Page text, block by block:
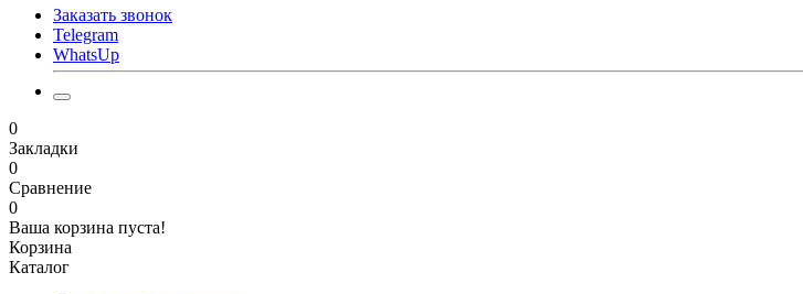
Заказать звонок
Telegram
WhatsUp
0
Закладки
0
Сравнение
0
Ваша корзина пуста!
Корзина
Каталог